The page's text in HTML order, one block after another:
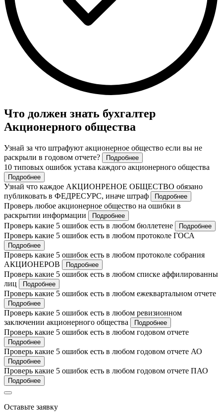
Что должен знать бухгалтер
Акционерного общества
Узнай за что штрафуют акционерное общество если вы не
раскрыли в годовом отчете?
Подробнее
10 типовых ошибок устава каждого акционерного общества
Подробнее
Узнай что каждое АКЦИОНРЕНОЕ ОБЩЕСТВО обязано
публиковать в ФЕДРЕСУРС, иначе штраф
Подробнее
Проверь любое акционерное общество на ошибки в
раскрытии информации
Подробнее
Проверь какие 5 ошибок есть в любом бюллетене Подробнее
Проверь какие 5 ошибок есть в любом протоколе ГОСА
Подробнее
Проверь какие 5 ошибок есть в любом протоколе собрания
АКЦИОНЕРОВ
Подробнее
Проверь какие 5 ошибок есть в любом списке аффилированны
лиц
Подробнее
Проверь какие 5 ошибок есть в любом ежеквартальном отчете
Подробнее
Проверь какие 5 ошибок есть в любом ревизионном
заключении акционерного общества
Подробнее
Проверь какие 5 ошибок есть в любом годовом отчете
Подробнее
Проверь какие 5 ошибок есть в любом годовом отчете АО
Подробнее
Проверь какие 5 ошибок есть в любом годовом отчете ПАО
Подробнее
Оставьте заявку